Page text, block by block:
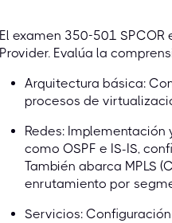
El examen 350-501
Provider. Evalúa la
Arquitectura básica:
procesos de
Redes:
como OSPF e IS-IS,
También abarca MPLS
enrutamiento por
Servicios: